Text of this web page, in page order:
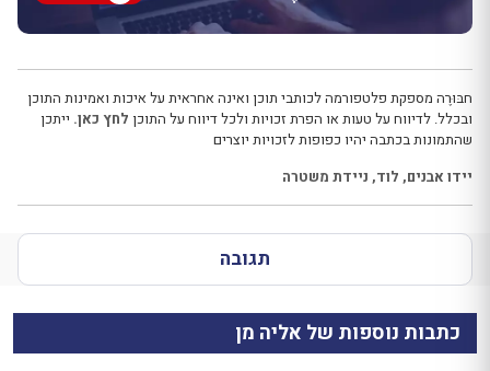
חבּוּרֶה מספקת פלטפורמה לכותבי תוכן ואינה אחראית על איכות ואמינות התוכן
ובכלל. לדיווח על טעות או הפרת זכויות ולכל דיווח על התוכן לחץ כאן. ייתכן
שהתמונות בכתבה יהיו כפופות לזכויות יוצרים
יידו אבנים, לוד, ניידת משטרה
תגובה
כתבות נוספות של אליה מן